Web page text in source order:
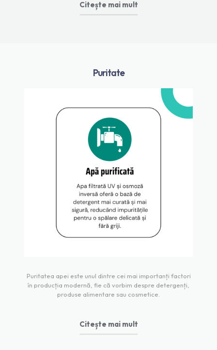
Citește mai mult
Puritate
Puritatea apei este unul dintre cei mai importanți factori
în producția modernă, fie că vorbim despre detergenți,
produse alimentare sau cosmetice.
Citește mai mult